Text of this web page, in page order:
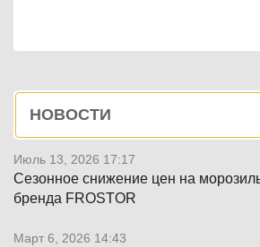
Боковая
панель
НОВОСТИ
Июль 13, 2026 17:17
Сезонное снижение цен на
бренда FROSTOR
Март 6, 2026 14:43